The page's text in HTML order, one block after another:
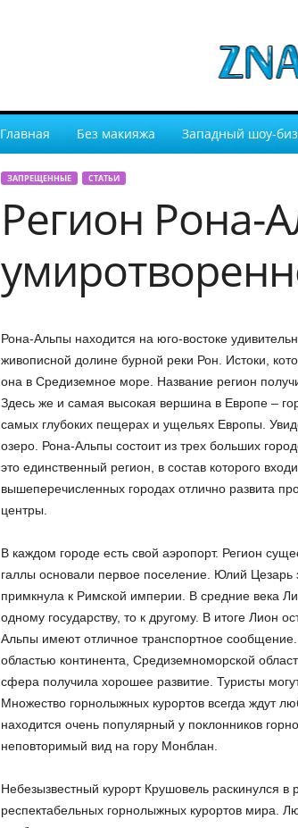
Главная Без макияжа Западный шоу-
ЗАПРЕЩЕННЫЕ СТАТЬИ
Регион Рона-
Рона-Альпы находится на юго-востоке
живописной долине бурной реки Рон. Истоки,
она в Средиземное море. Название регион
Здесь же и самая высокая вершина в Европе –
самых глубоких пещерах и ущельях Европы.
озеро. Рона-Альпы состоит из трех больших
это единственный регион, в состав которого
вышеперечисленных городах отлично развита
центры.
В каждом городе есть свой аэропорт. Регион
галлы основали первое поселение. Юлий Цезарь
примкнула к Римской империи. В средние века
одному государству, то к другому. В итоге Лион
Альпы имеют отличное транспортное
областью континента, Средиземноморской
сфера получила хорошее развитие. Туристы
Множество горнолыжных курортов всегда ждут
находится очень популярный у поклонников
неповторимый вид на гору Монблан.
Небезызвестный курорт Крушовель раскинулся
респектабельных горнолыжных курортов мира.